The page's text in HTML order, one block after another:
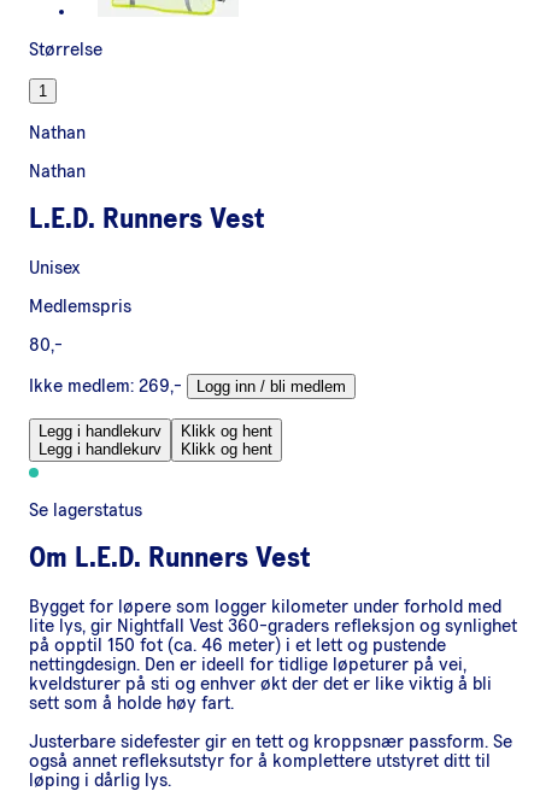
Størrelse
1
Nathan
Nathan
L.E.D. Runners Vest
Unisex
Medlemspris
80,-
Ikke medlem: 269,- Logg inn / bli medlem
Legg i handlekurv
Legg i handlekurv
Klikk og hent
Klikk og hent
Se lagerstatus
Om L.E.D. Runners Vest
Bygget for løpere som logger kilometer under forhold med
lite lys, gir Nightfall Vest 360-graders refleksjon og synlighet
på opptil 150 fot (ca. 46 meter) i et lett og pustende
nettingdesign. Den er ideell for tidlige løpeturer på vei,
kveldsturer på sti og enhver økt der det er like viktig å bli
sett som å holde høy fart.
Justerbare sidefester gir en tett og kroppsnær passform. Se
også annet refleksutstyr for å komplettere utstyret ditt til
løping i dårlig lys.